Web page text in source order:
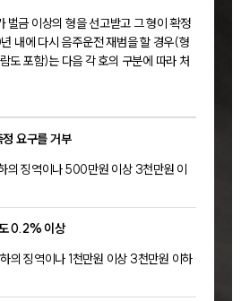
벌금 이상의 형을 선고받고 그 형이 확정
내에 다시 음주운전 재범을 할 경우(형
도 포함)는 다음 각 호의 구분에 따라 처
요구를 거부
의 징역이나 500만원 이상 3천만원 이
0.2% 이상
의 징역이나 1천만원 이상 3천만원 이하